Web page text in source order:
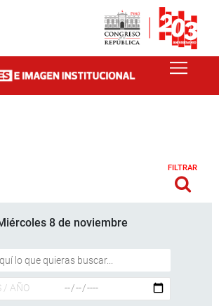
FILTRAR
8 de noviembre